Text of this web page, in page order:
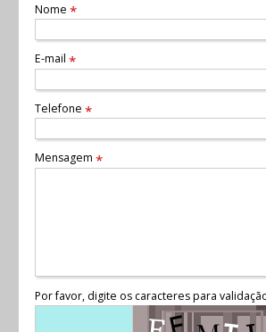
Nome *
E-mail *
Telefone *
Mensagem *
Por favor, digite os caracteres para